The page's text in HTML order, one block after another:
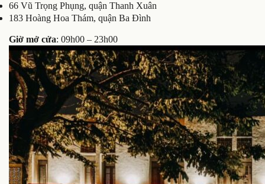
66 Vũ Trọng Phụng, quận Thanh Xuân
183 Hoàng Hoa Thám, quận Ba Đình
Giờ mở cửa: 09h00 – 23h00